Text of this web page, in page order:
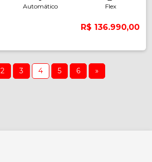
Automático Flex
R$ 136.990,00
2 3 4 5 6 »